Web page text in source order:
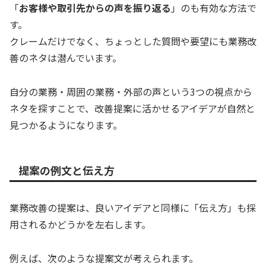
「お客様や取引先からの声を振り返る 」のも有効な方法で
す。
クレームだけでなく、ちょっとした質問や要望にも業務改
善のネタは潜んでいます。
自分の業務・周囲の業務・外部の声という3つの視点から
ネタを探すことで、改善提案に活かせるアイデアが自然と
見つかるようになります。
提案の例文と伝え方
業務改善の提案は、良いアイデアと同様に「伝え方」も採
用されるかどうかを左右します。
例えば、次のような提案文が考えられます。